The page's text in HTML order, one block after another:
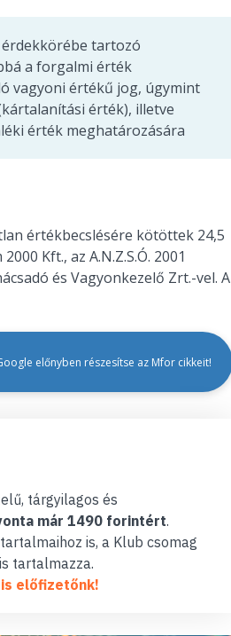
tartozó
a forgalmi érték
vagyoni értékű jog, úgymint
érték), illetve
érték meghatározására
értékbecslésére kötöttek 24,5
Kft., az A.N.Z.S.Ó. 2001
és Vagyonkezelő Zrt.-vel. A
előnyben részesítse az Mfor cikkeit!
tárgyilagos és
már 1490 forintért.
tartalmaihoz is, a Klub csomag
tartalmazza.
is előfizetőnk!